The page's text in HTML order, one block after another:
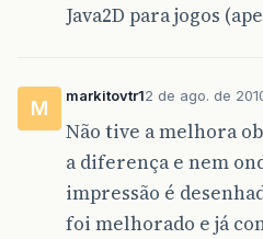
Java2D para jogos
M
markitovtr12 de ago. de
Não tive a melhora
a diferença e nem
impressão é
foi melhorado e já